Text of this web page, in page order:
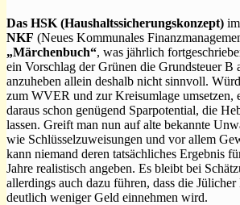
Das HSK (Haushaltssicherungskonzept)
NKF (Neues Kommunales
„Märchenbuch“, was jährlich
ein Vorschlag der Grünen die Grundsteuer B
anzuheben allein deshalb nicht sinnvoll.
zum WVER und zur Kreisumlage umsetzen,
daraus schon genügend Sparpotential, die
lassen. Greift man nun auf alte bekannte
wie Schlüsselzuweisungen und vor allem
kann niemand deren tatsächliches Ergebnis
Jahre realistisch angeben. Es bleibt bei
allerdings auch dazu führen, dass die Jülicher
deutlich weniger Geld einnehmen wird.